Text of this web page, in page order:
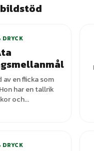
DRYCK
en flicka som
har en tallrik
och...
DRYCK